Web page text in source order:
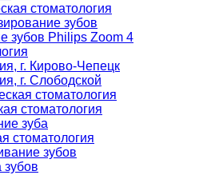
стоматология
зубов
зубов Philips Zoom 4
г. Кирово-Чепецк
г. Слободской
стоматология
стоматология
зуба
стоматология
зубов
зубов